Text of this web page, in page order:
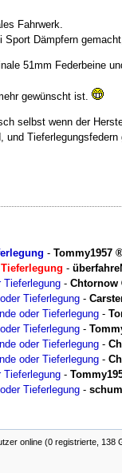
Fahrwerk.
Dämpfern
51mm Federbeine
gewünscht ist.
selbst wenn der
- Tommy1957
-
Tieferlegung - Chtornow
Tieferlegung -
oder Tieferlegung -
Tieferlegung -
oder Tieferlegung -
oder Tieferlegung -
Tieferlegung -
Tieferlegung -
online (0 registrierte, 138